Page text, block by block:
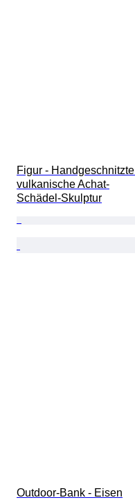
Figur - Handgeschnitzte
vulkanische Achat-
Schädel-Skulptur
Outdoor-Bank - Eisen